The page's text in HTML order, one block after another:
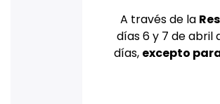
A través de la
días 6 y 7 de abril
días, excepto